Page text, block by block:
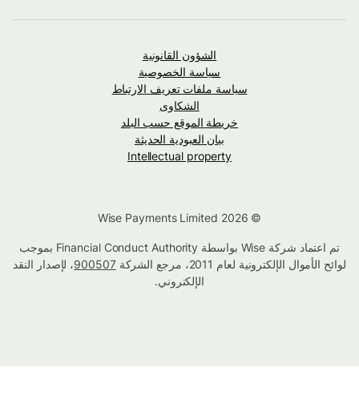
الشؤون القانونية
سياسة الخصوصية
سياسة ملفات تعريف الارتباط
الشكاوى
خريطة الموقع حسب البلد
بيان العبودية الحديثة
Intellectual property
تم اعتماد شركة Wise بواسطة Financial Conduct Authority بموجب
لوائح الأموال الإلكترونية لعام 2011، مرجع الشركة
900507، لإصدار النقد
الإلكتروني.